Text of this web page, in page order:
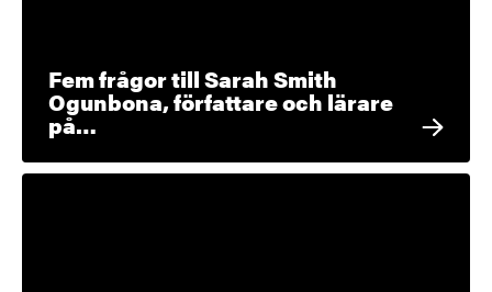
Fem frågor till Sarah Smith
Ogunbona, författare och lärare
på…